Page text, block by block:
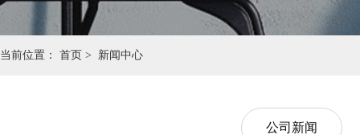
当前位置： 首页 > 新闻中心
公司新闻